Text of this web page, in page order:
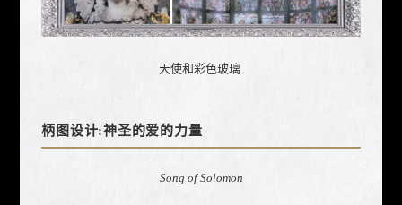
天使和彩色玻璃
柄图设计:神圣的爱的力量
Song of Solomon